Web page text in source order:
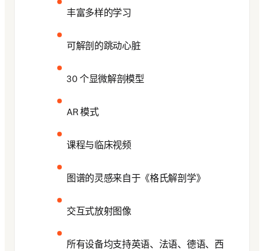
丰富多样的学习
可解剖的跳动心脏
30 个显微解剖模型
AR 模式
课程与临床视频
图谱的灵感来自于《格氏解剖学》
交互式放射图像
所有设备均支持英语、法语、德语、西